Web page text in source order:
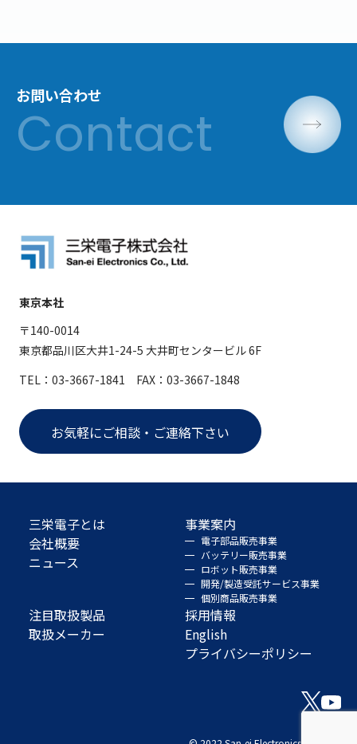
お問い合わせ
東京本社
〒140-0014
東京都品川区大井1-24-5 大井町センタービル 6F
TEL：03-3667-1841 FAX：03-3667-1848
お気軽にご相談・ご連絡下さい
三栄電子とは
会社概要
ニュース
事業案内
電子部品販売事業
バッテリー販売事業
ロボット販売事業
開発/製造受託サービス事業
個別商品販売事業
注目取扱製品
取扱メーカー
採用情報
English
プライバシーポリシー